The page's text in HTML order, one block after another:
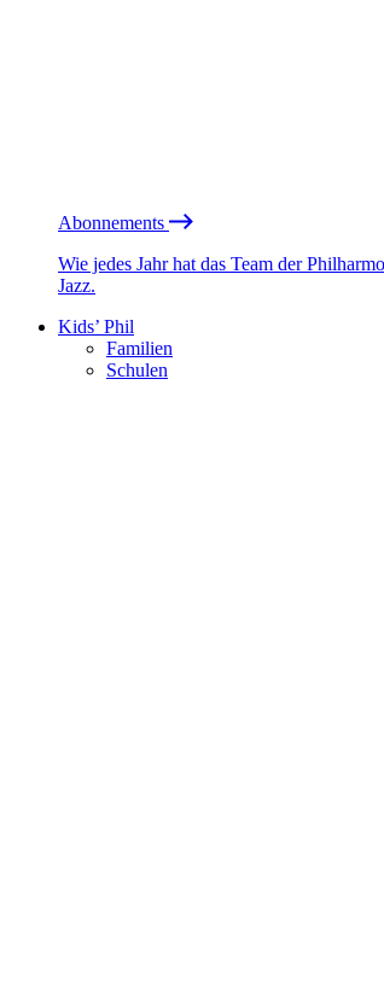
Abonnements
Wie jedes Jahr hat das Team der
Jazz.
Kids’ Phil
Familien
Schulen